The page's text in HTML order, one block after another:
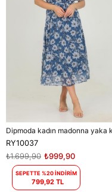
RY10037
₺999,90
₺1.699,90
SEPETTE %20 İNDİRİM
799,92 TL